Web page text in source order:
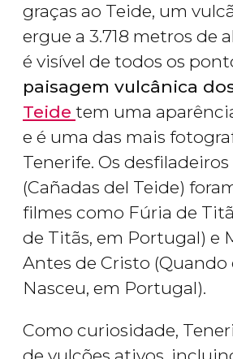
graças ao Teide, um
ergue a 3.718 metros de
é visível de todos os
paisagem vulcânica
Teide tem uma
e é uma das mais
Tenerife. Os
(Cañadas del Teide)
filmes como Fúria de
de Titãs, em Portugal) e
Antes de Cristo (Quando
Nasceu, em Portugal).
Como curiosidade,